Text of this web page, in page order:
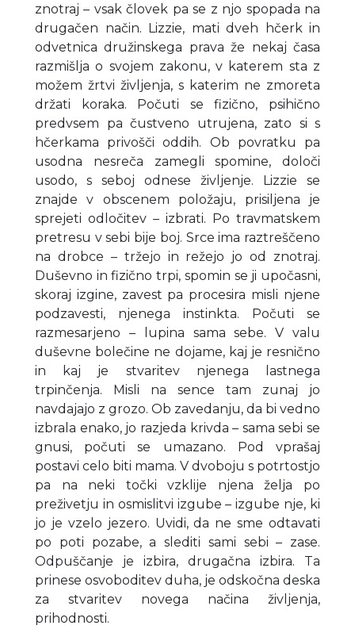
znotraj – vsak človek pa se z njo spopada na
drugačen način. Lizzie, mati dveh hčerk in
odvetnica družinskega prava že nekaj časa
razmišlja o svojem zakonu, v katerem sta z
možem žrtvi življenja, s katerim ne zmoreta
držati koraka. Počuti se fizično, psihično
predvsem pa čustveno utrujena, zato si s
hčerkama privošči oddih. Ob povratku pa
usodna nesreča zamegli spomine, določi
usodo, s seboj odnese življenje. Lizzie se
znajde v obscenem položaju, prisiljena je
sprejeti odločitev – izbrati. Po travmatskem
pretresu v sebi bije boj. Srce ima raztreščeno
na drobce – tržejo in režejo jo od znotraj.
Duševno in fizično trpi, spomin se ji upočasni,
skoraj izgine, zavest pa procesira misli njene
podzavesti, njenega instinkta. Počuti se
razmesarjeno – lupina sama sebe. V valu
duševne bolečine ne dojame, kaj je resnično
in kaj je stvaritev njenega lastnega
trpinčenja. Misli na sence tam zunaj jo
navdajajo z grozo. Ob zavedanju, da bi vedno
izbrala enako, jo razjeda krivda – sama sebi se
gnusi, počuti se umazano. Pod vprašaj
postavi celo biti mama. V dvoboju s potrtostjo
pa na neki točki vzklije njena želja po
preživetju in osmislitvi izgube – izgube nje, ki
jo je vzelo jezero. Uvidi, da ne sme odtavati
po poti pozabe, a slediti sami sebi – zase.
Odpuščanje je izbira, drugačna izbira. Ta
prinese osvoboditev duha, je odskočna deska
za stvaritev novega načina življenja,
prihodnosti.